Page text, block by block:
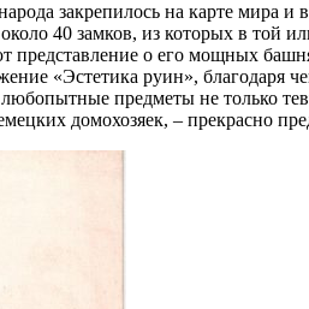
закрепилось на карте мира
40 замков, из которых в той
о его мощных
«Эстетика руин»,
предметы не только
домохозяек, – прекрасно